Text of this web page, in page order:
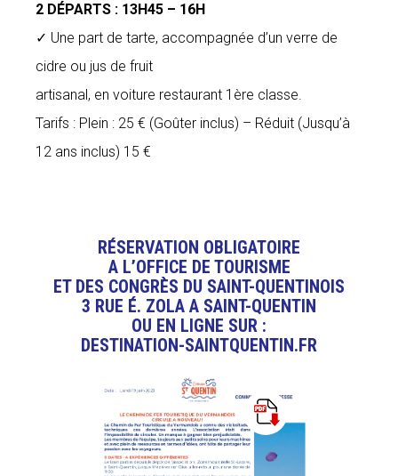
2 DÉPARTS : 13H45 – 16H
✓ Une part de tarte, accompagnée d’un verre de
cidre ou jus de fruit
artisanal, en voiture restaurant 1ère classe.
Tarifs : Plein : 25 € (Goûter inclus) – Réduit (Jusqu’à
12 ans inclus) 15 €
RÉSERVATION OBLIGATOIRE
A L’OFFICE DE TOURISME
ET DES CONGRÈS DU SAINT-QUENTINOIS
3 RUE É. ZOLA A SAINT-QUENTIN
OU EN LIGNE SUR :
DESTINATION-SAINTQUENTIN.FR